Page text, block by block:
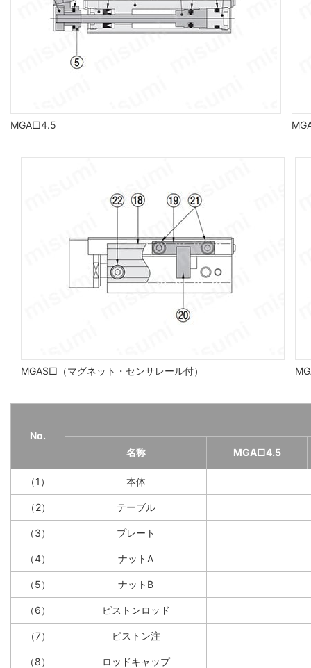
MGA□4.5
MGAS□（マグネット・センサレール付）
No.
名称
MGA□4.5
（1） 本体
（2） テーブル
（3） プレート
（4） ナットA
（5） ナットB
（6） ピストンロッド
（7） ピストン注
（8） ロッドキャップ